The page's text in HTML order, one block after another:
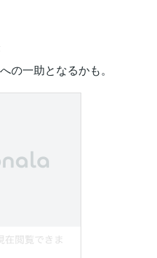
の一助となるかも。